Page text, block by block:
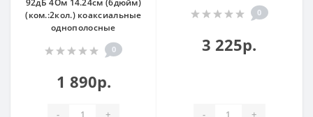
92дБ 4Ом 14.24см (6дюйм)
(ком.:2кол.) коаксиальные
однополосные
0
1 890р.
- +
0
3 225р.
- +